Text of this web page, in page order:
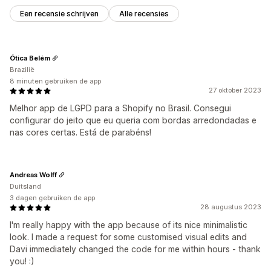
APA-NZPA APPI CCPA CPRA CTDPA ePrivacy
Een recensie schrijven Alle recensies
27 oktober 2023
Melhor app de LGPD para a Shopify no Brasil. Consegui
configurar do jeito que eu queria com bordas arredondadas e
nas cores certas. Está de parabéns!
Ótica Belém
Brazilië
8 minuten gebruiken de app
28 augustus 2023
I'm really happy with the app because of its nice minimalistic
look. I made a request for some customised visual edits and
Davi immediately changed the code for me within hours - thank
you! :)
Andreas Wolff
Duitsland
3 dagen gebruiken de app